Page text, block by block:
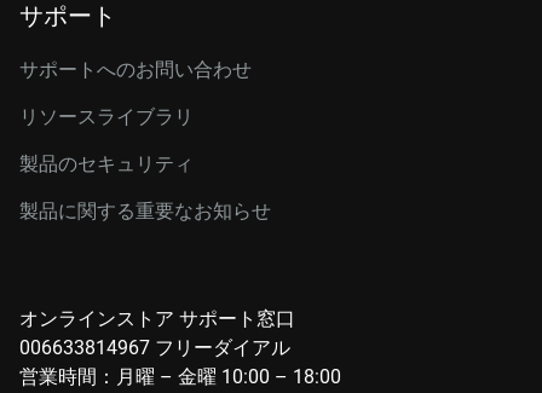
サポート
サポートへのお問い合わせ
リソースライブラリ
製品のセキュリティ
製品に関する重要なお知らせ
オンラインストア サポート窓口
006633814967 フリーダイアル
営業時間：月曜 – 金曜 10:00 – 18:00